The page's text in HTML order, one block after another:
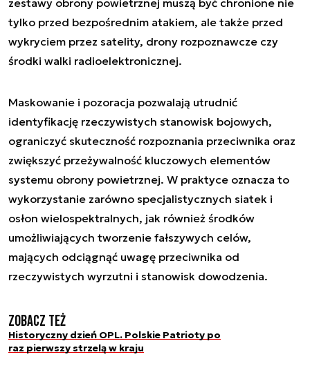
tylko przed bezpośrednim atakiem, ale także przed
wykryciem przez satelity, drony rozpoznawcze czy
środki walki radioelektronicznej.
Maskowanie i pozoracja pozwalają utrudnić
identyfikację rzeczywistych stanowisk bojowych,
ograniczyć skuteczność rozpoznania przeciwnika oraz
zwiększyć przeżywalność kluczowych elementów
systemu obrony powietrznej. W praktyce oznacza to
wykorzystanie zarówno specjalistycznych siatek i
osłon wielospektralnych, jak również środków
umożliwiających tworzenie fałszywych celów,
mających odciągnąć uwagę przeciwnika od
rzeczywistych wyrzutni i stanowisk dowodzenia.
Zobacz też
Historyczny dzień OPL. Polskie Patrioty po
raz pierwszy strzelą w kraju